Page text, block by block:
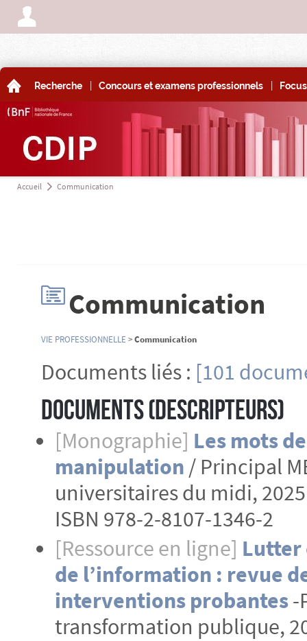
A
A Recherche | Concours et examens professionnels | Focus
Accueil a Communication
H Communication
VIE PROFESSIONNELLE>Communication
Documents liés : [101
Documents (Descripteurs)
[Monographie] Les mots
manipulation / Principal
universitaires du midi,
ISBN 978-2-8107-1346-2
[Ressource en ligne] Lutter
de l’information : revue
interventions probantes-
transformation publique,